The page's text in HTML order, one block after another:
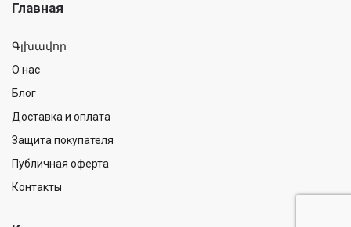
Главная
Գլխավոր
О нас
Блог
Доставка и оплата
Защита покупателя
Публичная оферта
Контакты